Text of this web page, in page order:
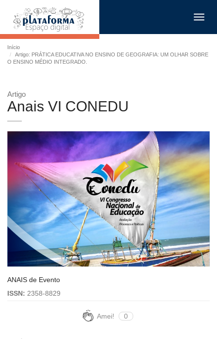
Início
Artigo: PRÁTICA EDUCATIVA NO ENSINO DE GEOGRAFIA: UM OLHAR SOBRE
O ENSINO MÉDIO INTEGRADO.
Artigo
Anais VI CONEDU
ANAIS de Evento
ISSN: 2358-8829
Amei! 0